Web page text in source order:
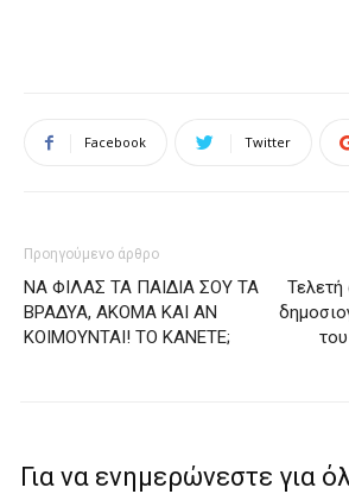
Facebook Twitter
Προηγούμενο άρθρο
ΝΑ ΦΙΛΑΣ ΤΑ ΠΑΙΔΙΑ ΣΟΥ ΤΑ
ΒΡΑΔΥΑ, ΑΚΟΜΑ ΚΑΙ ΑΝ
ΚΟΙΜΟΥΝΤΑΙ! ΤΟ ΚΑΝΕΤΕ;
Για να ενημερώνεστε για